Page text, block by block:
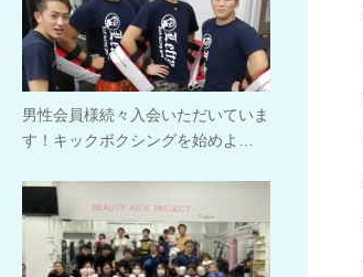
男性会員様続々入会いただいていま
す！キックボクシングを始めよ…